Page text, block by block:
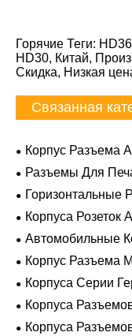
Горячие Теги:
HD30, Китай,
Скидка, Низкая
Связанная
Корпус Разъема
Разъемы Для
Горизонтальные
AMPSEAL
Корпуса Розеток
Автомобильные
Корпус Разъема
Корпуса Серии
Тяжелых Условий
Корпуса
Корпуса